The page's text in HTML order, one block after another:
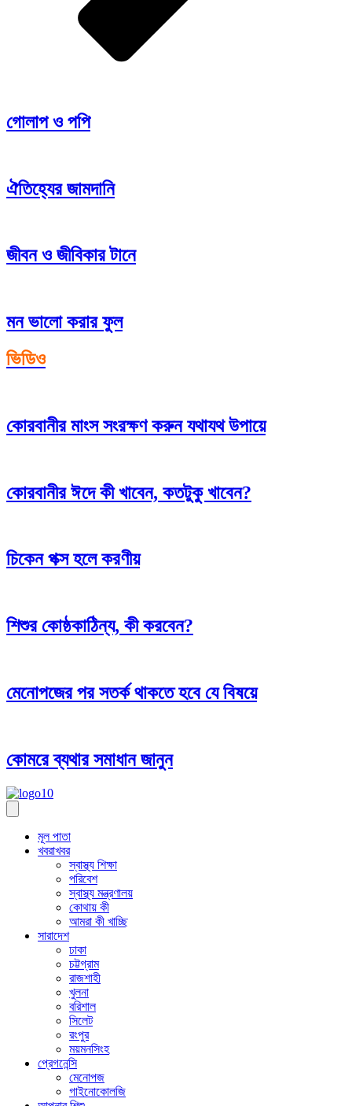
গোলাপ ও পপি
ঐতিহ্যের জামদানি
জীবন ও জীবিকার টানে
মন ভালো করার ফুল
ভিডিও
কোরবানীর মাংস সংরক্ষণ করুন যথাযথ উপায়ে
কোরবানীর ঈদে কী খাবেন, কতটুকু খাবেন?
চিকেন পক্স হলে করণীয়
শিশুর কোষ্ঠকাঠিন্য, কী করবেন?
মেনোপজের পর সতর্ক থাকতে হবে যে বিষয়ে
কোমরে ব্যথার সমাধান জানুন
মূল পাতা
খবরাখবর
স্বাস্থ্য শিক্ষা
পরিবেশ
স্বাস্থ্য মন্ত্রণালয়
কোথায় কী
আমরা কী খাচ্ছি
সারাদেশ
ঢাকা
চট্টগ্রাম
রাজশাহী
খুলনা
বরিশাল
সিলেট
রংপুর
ময়মনসিংহ
প্রেগনেন্সি
মেনোপজ
গাইনোকোলজি